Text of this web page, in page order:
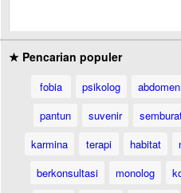
★ Pencarian populer
fobia psikolog abdomen
pantun
suvenir
karmina
terapi habitat
berkonsultasi
monolog